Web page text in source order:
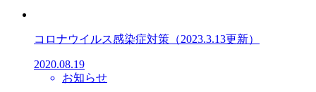
コロナウイルス感染症対策（2023.3.13更新）
2020.08.19
お知らせ